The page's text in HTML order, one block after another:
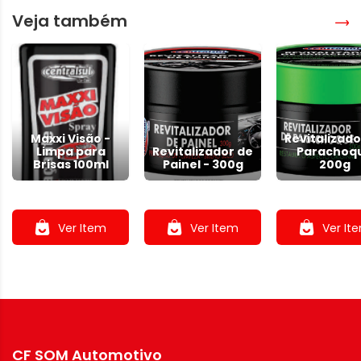
Veja também
Maxxi Visão -
Limpa para
Brisas 100ml
Ver Item
Revitalizador de
Painel - 300g
Ver Item
200g
Ver
CF SOM Automotivo